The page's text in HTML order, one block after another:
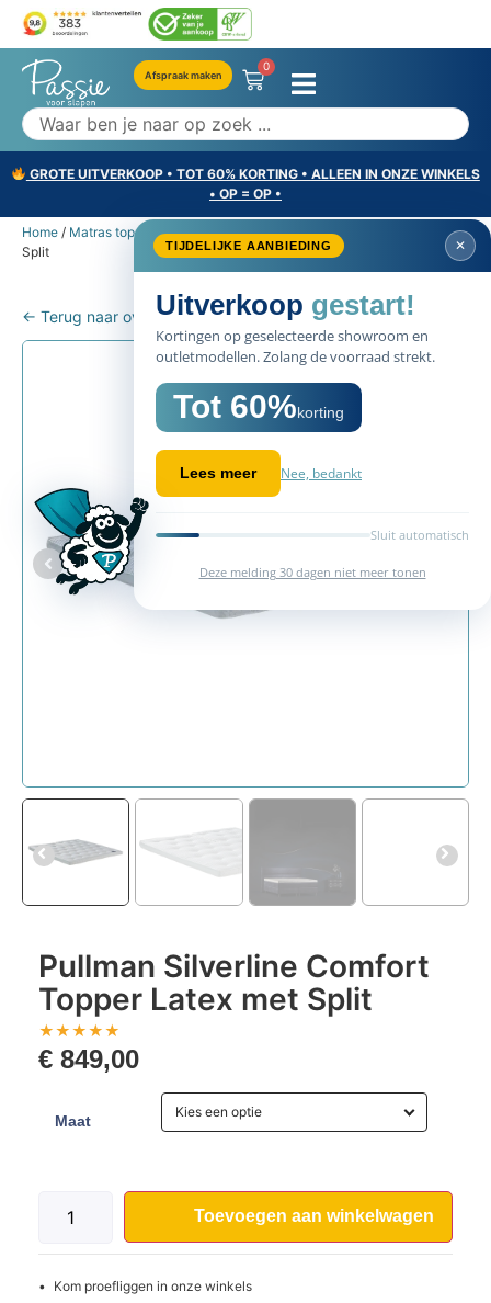
Afspraak maken
0
GROTE UITVERKOOP • TOT 60% KORTING • ALLEEN IN ONZE WINKELS
• OP = OP •
TIJDELIJKE AANBIEDING ✕
Uitverkoop gestart!
Kortingen op geselecteerde showroom en
outletmodellen. Zolang de voorraad strekt.
Tot 60%korting
Lees meer Nee, bedankt
Sluit automatisch
Deze melding 30 dagen niet meer tonen
Home / Matras toppers/ Pullman Silverline Comfort Topper Latex met
Split
← Terug naar overzicht
Pullman Silverline Comfort
Topper Latex met Split
★★★★★
€ 849,00
Maat
Kies een optie
Toevoegen aan winkelwagen
Kom proefliggen in onze winkels